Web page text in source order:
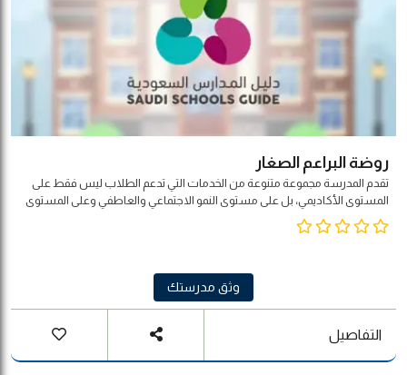
روضة البراعم الصغار
تقدم المدرسة مجموعة متنوعة من الخدمات التي تدعم الطلاب ليس فقط على
المستوى الأكاديمي، بل على مستوى النمو الاجتماعي والعاطفي وعلى المستوى
الصحي أيضًا. وتتيح مدارس الفرسان لجميع الطلاب إمكانية طلب المساعدة في
حل مشكلاتهم الشخصية أو الاجتماعية عن طريق الاتصال بأحد مستشاري
وثق مدرستك
التفاصيل